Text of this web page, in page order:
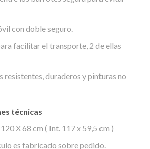
con doble seguro.
facilitar el transporte, 2 de ellas
duraderos y pinturas no
técnicas
X 68 cm ( Int. 117 x 59,5 cm )
es fabricado sobre pedido.